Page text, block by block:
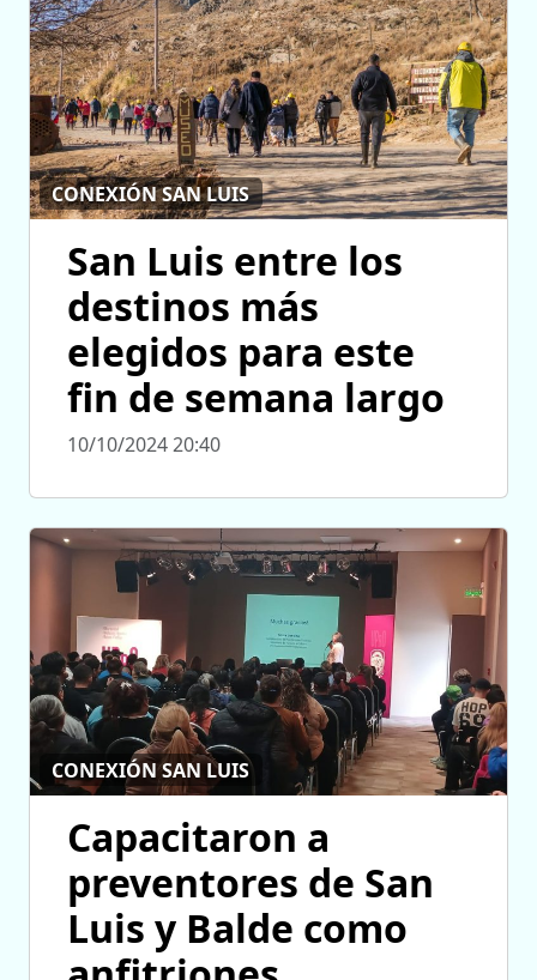
CONEXIÓN SAN LUIS
San Luis entre los
destinos más
elegidos para este
fin de semana largo
10/10/2024 20:40
CONEXIÓN SAN LUIS
Capacitaron a
preventores de San
Luis y Balde como